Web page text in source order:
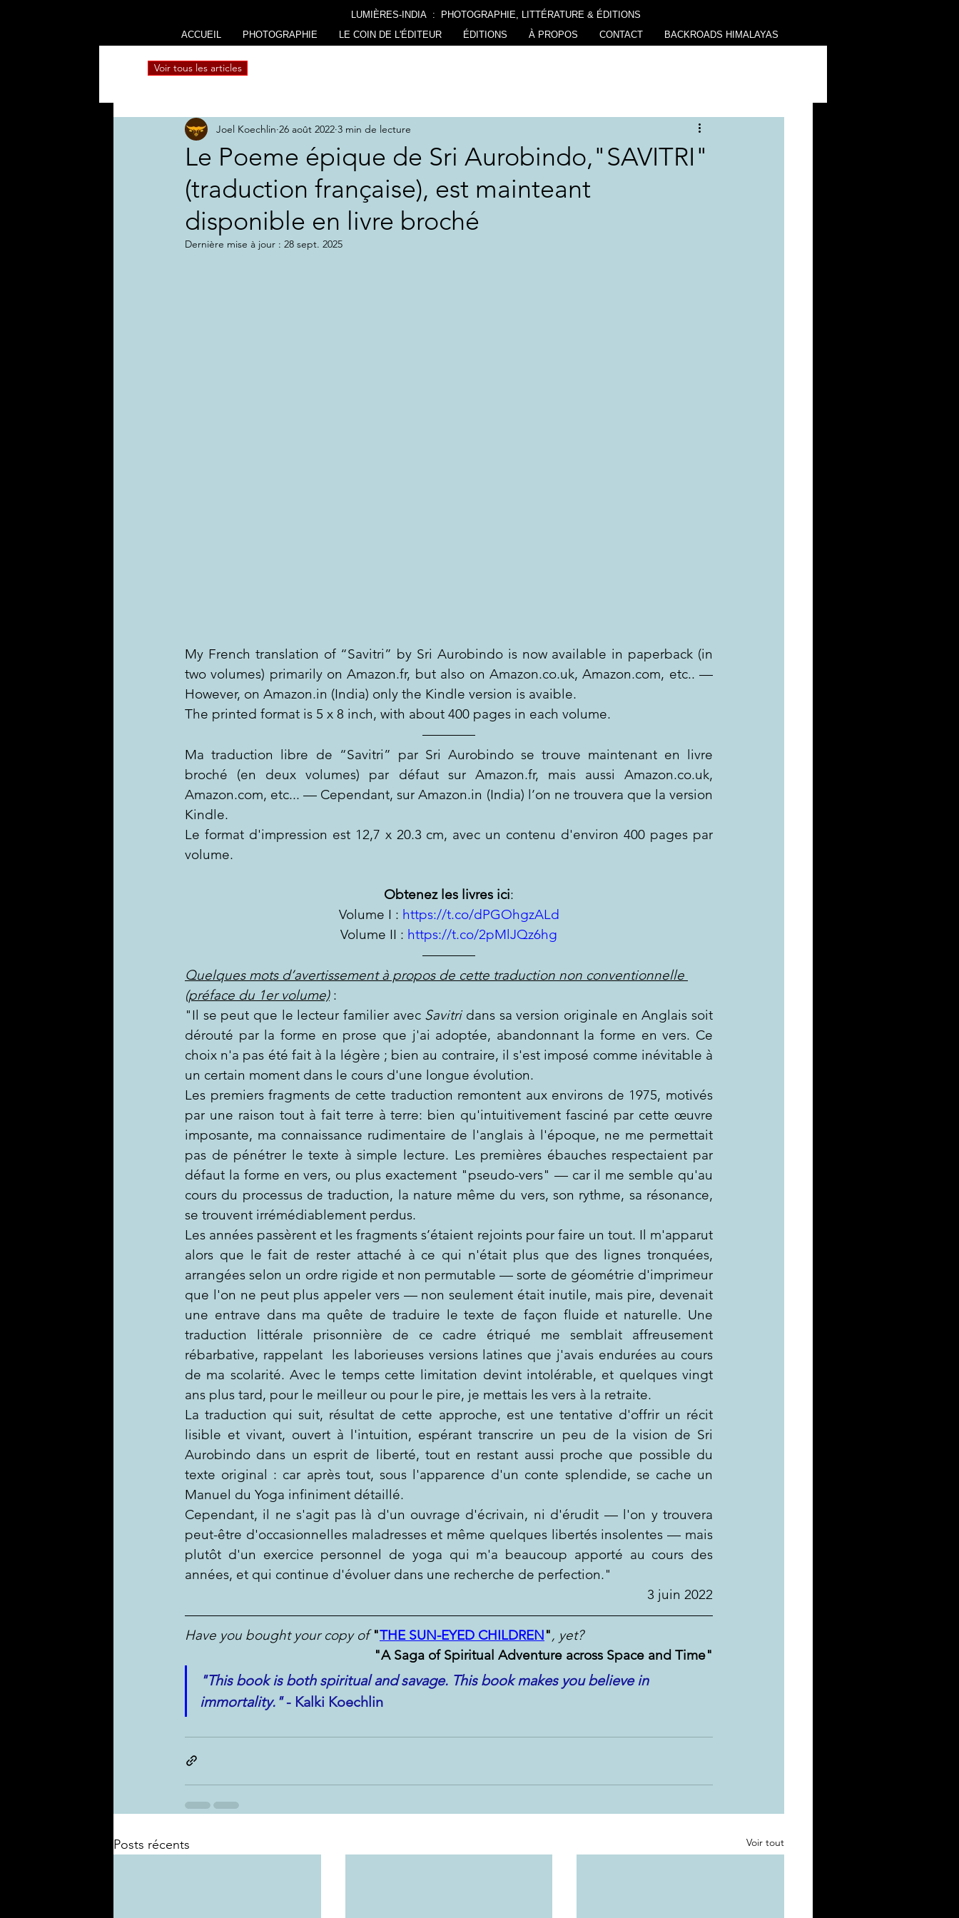
LUMIÈRES-INDIA : PHOTOGRAPHIE, LITTÉRATURE & ÉDITIONS
ACCUEIL
PHOTOGRAPHIE LE COIN DE L'ÉDITEUR ÉDITIONS À PROPOS CONTACT BACKROADS HIMALAYAS
Le Poeme épique de Sri Aurobindo,"SAVITRI"
(traduction française), est mainteant
disponible en livre broché
Joel Koechlin 26 août 2022 3 min de lecture
Dernière mise à jour : 28 sept. 2025
My French translation of “Savitri” by Sri Aurobindo is now available in paperback (in
two volumes) primarily on Amazon.fr, but also on Amazon.co.uk, Amazon.com, etc.. —
However, on Amazon.in (India) only the Kindle version is avaible.
The printed format is 5 x 8 inch, with about 400 pages in each volume.
Ma traduction libre de “Savitri” par Sri Aurobindo se trouve maintenant en livre
broché (en deux volumes) par défaut sur Amazon.fr, mais aussi Amazon.co.uk,
Amazon.com, etc... — Cependant, sur Amazon.in (India) l’on ne trouvera que la version
Kindle.
Le format d'impression est 12,7 x 20.3 cm, avec un contenu d'environ 400 pages par
volume.
Obtenez les livres ici:
Volume I : https://t.co/dPGOhgzALd
Volume II : https://t.co/2pMlJQz6hg
Quelques mots d’avertissement à propos de cette traduction non conventionnelle
(préface du 1er volume) :
"Il se peut que le lecteur familier avec Savitri dans sa version originale en Anglais soit
dérouté par la forme en prose que j'ai adoptée, abandonnant la forme en vers. Ce
choix n'a pas été fait à la légère ; bien au contraire, il s'est imposé comme inévitable à
un certain moment dans le cours d'une longue évolution.
Les premiers fragments de cette traduction remontent aux environs de 1975, motivés
par une raison tout à fait terre à terre: bien qu'intuitivement fasciné par cette œuvre
imposante, ma connaissance rudimentaire de l'anglais à l'époque, ne me permettait
pas de pénétrer le texte à simple lecture. Les premières ébauches respectaient par
défaut la forme en vers, ou plus exactement "pseudo-vers" — car il me semble qu'au
cours du processus de traduction, la nature même du vers, son rythme, sa résonance,
se trouvent irrémédiablement perdus.
Les années passèrent et les fragments s’étaient rejoints pour faire un tout. Il m'apparut
alors que le fait de rester attaché à ce qui n'était plus que des lignes tronquées,
arrangées selon un ordre rigide et non permutable — sorte de géométrie d'imprimeur
que l'on ne peut plus appeler vers — non seulement était inutile, mais pire, devenait
une entrave dans ma quête de traduire le texte de façon fluide et naturelle. Une
traduction littérale prisonnière de ce cadre étriqué me semblait affreusement
rébarbative, rappelant  les laborieuses versions latines que j'avais endurées au cours
de ma scolarité. Avec le temps cette limitation devint intolérable, et quelques vingt
ans plus tard, pour le meilleur ou pour le pire, je mettais les vers à la retraite.
La traduction qui suit, résultat de cette approche, est une tentative d'offrir un récit
lisible et vivant, ouvert à l'intuition, espérant transcrire un peu de la vision de Sri
Aurobindo dans un esprit de liberté, tout en restant aussi proche que possible du
texte original : car après tout, sous l'apparence d'un conte splendide, se cache un
Manuel du Yoga infiniment détaillé.
Cependant, il ne s'agit pas là d'un ouvrage d'écrivain, ni d'érudit — l'on y trouvera
peut-être d'occasionnelles maladresses et même quelques libertés insolentes — mais
plutôt d'un exercice personnel de yoga qui m'a beaucoup apporté au cours des
années, et qui continue d'évoluer dans une recherche de perfection."
3 juin 2022
Have you bought your copy of "THE SUN-EYED CHILDREN", yet?
"A Saga of Spiritual Adventure across Space and Time"
"This book is both spiritual and savage. This book makes you believe in
immortality." - Kalki Koechlin
Posts récents Voir tout
Voir tous les articles